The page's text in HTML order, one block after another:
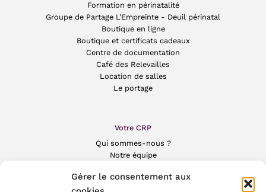
Gérer le consentement aux
Formation en périnatalité
Groupe de Partage L'Empreinte - Deuil périnatal
Boutique en ligne
Boutique et certificats cadeaux
Centre de documentation
Café des Relevailles
Location de salles
Le portage
Votre CRP
Qui sommes-nous ?
Notre équipe
Historique